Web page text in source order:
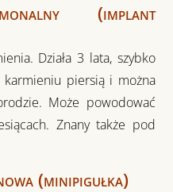
(implant
Działa 3 lata, szybko
karmieniu piersią i można
Może powodować
Znany także pod
(minipigułka)